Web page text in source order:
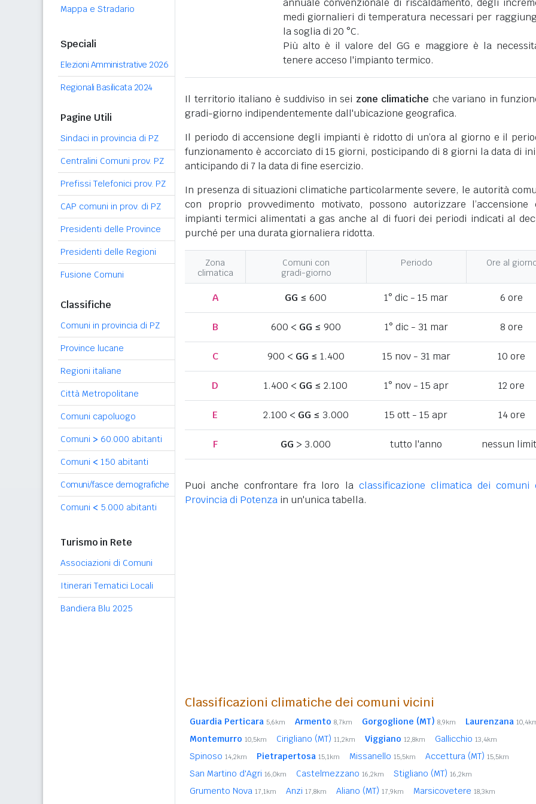
Mappa e Stradario
Speciali
Elezioni Amministrative 2026
Regionali Basilicata 2024
Pagine Utili
Sindaci in provincia di PZ
Centralini Comuni prov. PZ
Prefissi Telefonici prov. PZ
CAP comuni in prov. di PZ
Presidenti delle Province
Presidenti delle Regioni
Fusione Comuni
Classifiche
Comuni in provincia di PZ
Province lucane
Regioni italiane
Città Metropolitane
Comuni capoluogo
Comuni > 60.000 abitanti
Comuni < 150 abitanti
Comuni/fasce demografiche
Comuni < 5.000 abitanti
Turismo in Rete
Associazioni di Comuni
Itinerari Tematici Locali
Bandiera Blu 2025
annuale convenzionale di riscaldamento, degli
medi giornalieri di temperatura necessari per
la soglia di 20 °C.
Più alto è il valore del GG e maggiore è la
tenere acceso l'impianto termico.
Il territorio italiano è suddiviso in sei zone climatiche che variano in
gradi-giorno indipendentemente dall'ubicazione geografica.
Il periodo di accensione degli impianti è ridotto di un’ora al giorno e il
funzionamento è accorciato di 15 giorni, posticipando di 8 giorni la data di
anticipando di 7 la data di fine esercizio.
In presenza di situazioni climatiche particolarmente severe, le autorità
con proprio provvedimento motivato, possono autorizzare l’accensione
impianti termici alimentati a gas anche al di fuori dei periodi indicati al
purché per una durata giornaliera ridotta.
Zona
climatica
Comuni con
gradi-giorno
Periodo Ore al
A GG ≤ 600 1° dic - 15 mar 6 ore
B 600 < GG ≤ 900 1° dic - 31 mar 8 ore
C 900 < GG ≤ 1.400 15 nov - 31 mar 10 ore
D 1.400 < GG ≤ 2.100 1° nov - 15 apr 12 ore
E 2.100 < GG ≤ 3.000 15 ott - 15 apr 14 ore
F GG > 3.000 tutto l'anno nessun
Puoi anche confrontare fra loro la classificazione climatica dei comuni
Provincia di Potenza in un'unica tabella.
Classificazioni climatiche dei comuni vicini
Guardia Perticara 5,6km Armento 8,7km Gorgoglione (MT) 8,9km Laurenzana
Montemurro 10,5km Cirigliano (MT) 11,2km Viggiano 12,8km Gallicchio 13,4km
Spinoso 14,2km Pietrapertosa 15,1km Missanello 15,5km Accettura (MT) 15,5km
San Martino d'Agri 16,0km Castelmezzano 16,2km Stigliano (MT) 16,2km
Grumento Nova 17,1km Anzi 17,8km Aliano (MT) 17,9km Marsicovetere 18,3km